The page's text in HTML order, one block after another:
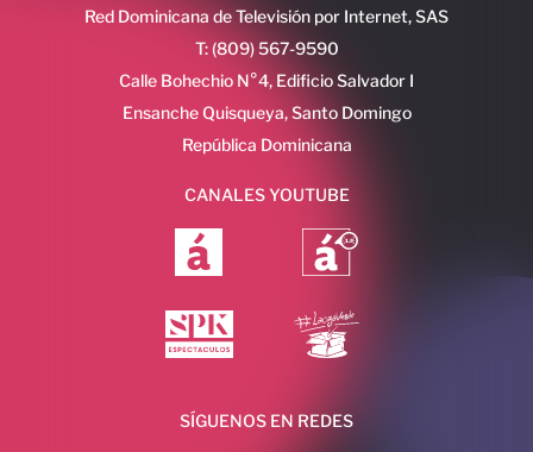
Red Dominicana de Televisión por Internet, SAS
T: (809) 567-9590
Calle Bohechio N°4, Edificio Salvador I
Ensanche Quisqueya, Santo Domingo
República Dominicana
CANALES YOUTUBE
SÍGUENOS EN REDES